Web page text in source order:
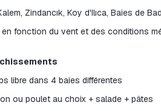
Zindancık, Koy d'Ilıca, Baies de
fonction du vent et des conditions
libre dans 4 baies différentes
ou poulet au choix + salade + pâtes